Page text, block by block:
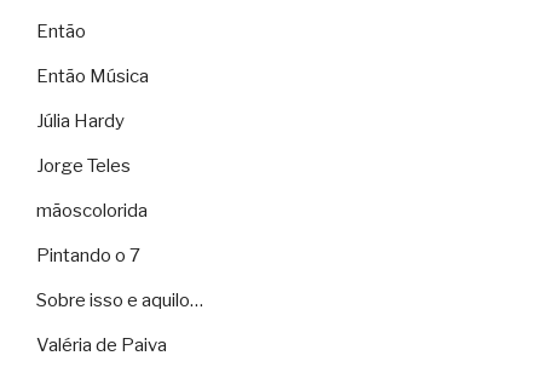
Então
Então Música
Júlia Hardy
Jorge Teles
mãoscolorida
Pintando o 7
Sobre isso e aquilo…
Valéria de Paiva